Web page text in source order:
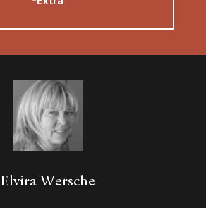
Elvira Wersche